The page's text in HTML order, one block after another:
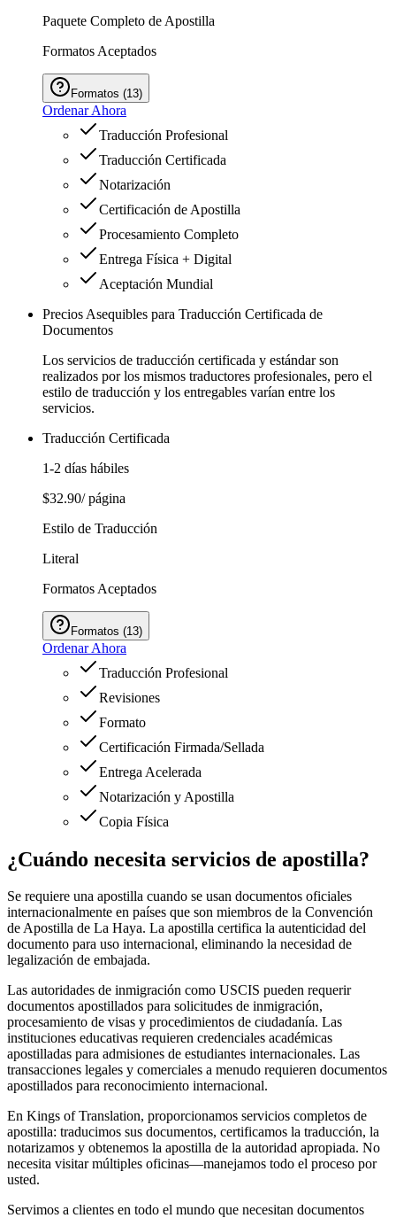
Paquete Completo de Apostilla
Formatos Aceptados
Formatos (13)
Ordenar Ahora
Traducción Profesional
Traducción Certificada
Notarización
Certificación de Apostilla
Procesamiento Completo
Entrega Física + Digital
Aceptación Mundial
Precios Asequibles para Traducción Certificada de
Documentos
Los servicios de traducción certificada y estándar son
realizados por los mismos traductores profesionales, pero el
estilo de traducción y los entregables varían entre los
servicios.
Traducción Certificada
1-2 días hábiles
$32.90/ página
Estilo de Traducción
Literal
Formatos Aceptados
Formatos (13)
Ordenar Ahora
Traducción Profesional
Revisiones
Formato
Certificación Firmada/Sellada
Entrega Acelerada
Notarización y Apostilla
Copia Física
¿Cuándo necesita servicios de apostilla?
Se requiere una apostilla cuando se usan documentos oficiales
internacionalmente en países que son miembros de la Convención
de Apostilla de La Haya. La apostilla certifica la autenticidad del
documento para uso internacional, eliminando la necesidad de
legalización de embajada.
Las autoridades de inmigración como USCIS pueden requerir
documentos apostillados para solicitudes de inmigración,
procesamiento de visas y procedimientos de ciudadanía. Las
instituciones educativas requieren credenciales académicas
apostilladas para admisiones de estudiantes internacionales. Las
transacciones legales y comerciales a menudo requieren documentos
apostillados para reconocimiento internacional.
En Kings of Translation, proporcionamos servicios completos de
apostilla: traducimos sus documentos, certificamos la traducción, la
notarizamos y obtenemos la apostilla de la autoridad apropiada. No
necesita visitar múltiples oficinas—manejamos todo el proceso por
usted.
Servimos a clientes en todo el mundo que necesitan documentos